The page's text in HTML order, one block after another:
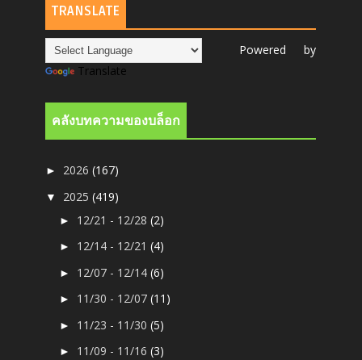
TRANSLATE
Powered by
Translate
คลังบทความของบล็อก
► 2026(167)
▼ 2025(419)
► 12/21 - 12/28(2)
► 12/14 - 12/21(4)
► 12/07 - 12/14(6)
► 11/30 - 12/07(11)
► 11/23 - 11/30(5)
► 11/09 - 11/16(3)